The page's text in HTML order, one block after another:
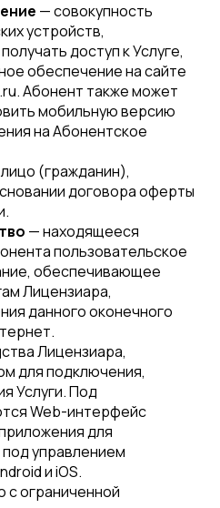
— совокупность
устройств,
доступ к Услуге,
обеспечение на сайте
Абонент также может
мобильную версию
на Абонентское
(гражданин),
договора оферты
— находящееся
пользовательское
обеспечивающее
Лицензиара,
данного оконечного
Лицензиара,
для подключения,
Услуги. Под
Web-интерфейс
для
управлением
и iOS.
ограниченной